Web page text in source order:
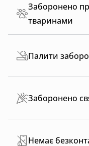
Заборонено
тваринами
Палити
Заборонено
Немає